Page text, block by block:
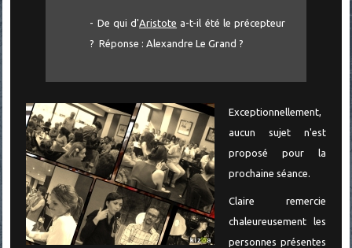
- De qui d'Aristote a-t-il été le précepteur
? Réponse : Alexandre Le Grand ?
Exceptionnellement,
aucun sujet n'est
proposé pour la
prochaine séance.
Claire remercie
chaleureusement les
personnes présentes